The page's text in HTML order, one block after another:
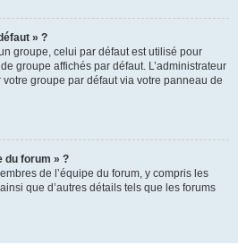
» ?
groupe, celui par défaut est utilisé pour
groupe affichés par défaut. L’administrateur
groupe par défaut via votre panneau de
du forum » ?
de l’équipe du forum, y compris les
que d’autres détails tels que les forums